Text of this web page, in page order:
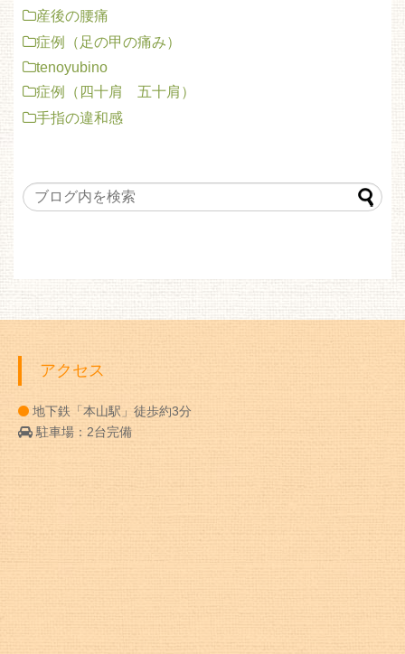
産後の腰痛
症例（足の甲の痛み）
tenoyubino
症例（四十肩 五十肩）
手指の違和感
アクセス
地下鉄「本山駅」徒歩約3分
駐車場：2台完備